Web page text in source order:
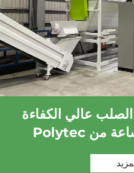
الصلب عالي الكفاءة